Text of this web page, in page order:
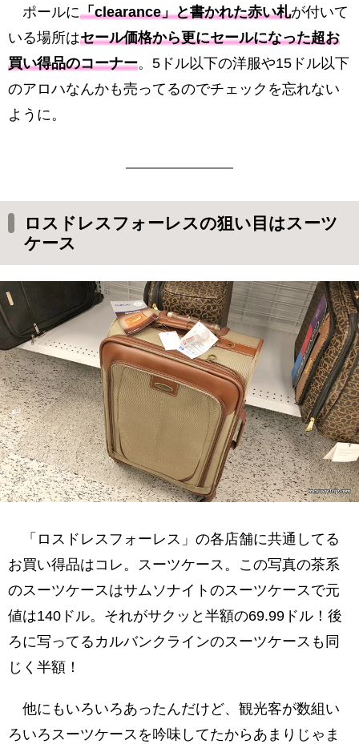
ポールに「clearance」と書かれた赤い札が付いて
いる場所はセール価格から更にセールになった超お
買い得品のコーナー。5ドル以下の洋服や15ドル以下
のアロハなんかも売ってるのでチェックを忘れない
ように。
ロスドレスフォーレスの狙い目はスーツ
ケース
「ロスドレスフォーレス」の各店舗に共通してる
お買い得品はコレ。スーツケース。この写真の茶系
のスーツケースはサムソナイトのスーツケースで元
値は140ドル。それがサクッと半額の69.99ドル！後
ろに写ってるカルバンクラインのスーツケースも同
じく半額！
他にもいろいろあったんだけど、観光客が数組い
ろいろスーツケースを吟味してたからあまりじゃま